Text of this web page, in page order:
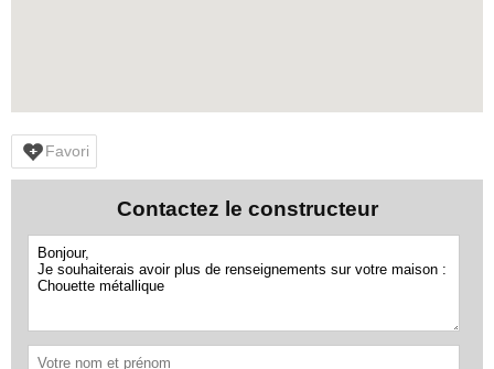
Favori
Contactez le constructeur